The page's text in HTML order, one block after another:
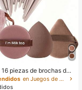
piezas de brochas de
que incluye 13 brochas
1 esponja de maquill
en Juegos de brochas de maquillaje Juegos De Pince